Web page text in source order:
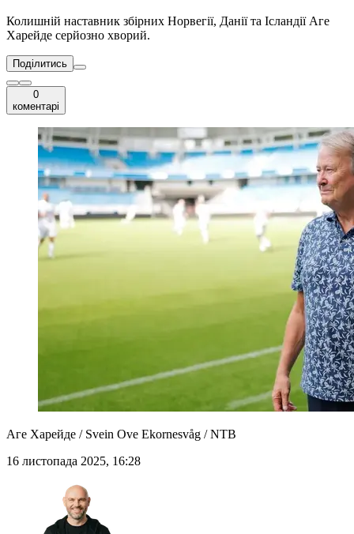
Колишній наставник збірних Норвегії, Данії та Ісландії Аге
Харейде серйозно хворий.
Поділитись
0
коментарі
Аге Харейде / Svein Ove Ekornesvåg / NTB
16 листопада 2025, 16:28